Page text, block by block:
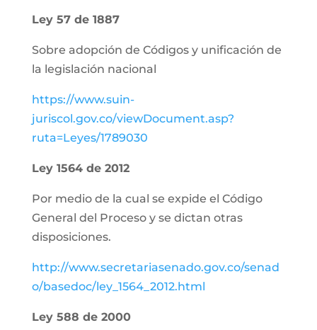
Ley 57 de 1887
Sobre adopción de Códigos y unificación de
la legislación nacional
https://www.suin-
juriscol.gov.co/viewDocument.asp?
ruta=Leyes/1789030
Ley 1564 de 2012
Por medio de la cual se expide el Código
General del Proceso y se dictan otras
disposiciones.
http://www.secretariasenado.gov.co/senad
o/basedoc/ley_1564_2012.html
Ley 588 de 2000